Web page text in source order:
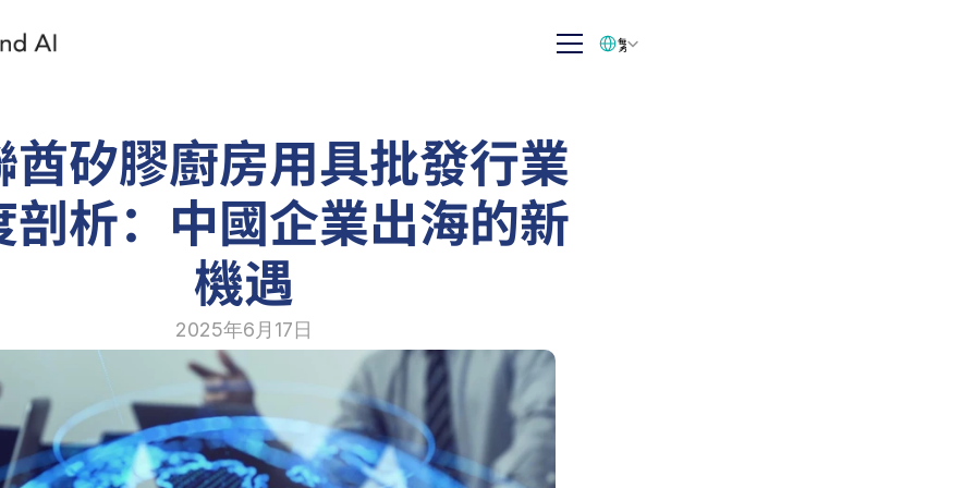
酋矽膠廚房用具批發行業
剖析：中國企業出海的新
機遇
2025年6月17日
繁体中文